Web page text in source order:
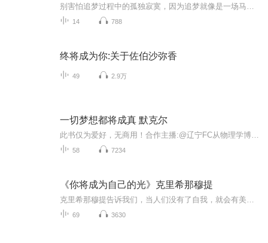
14 788
终将成为你:关于佐伯沙弥香
49 2.9万
一切梦想都将成真 默克尔
58 7234
《你将成为自己的光》克里希那穆提
69 3630